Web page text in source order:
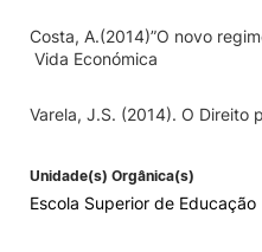
Costa, A.(2014)”O novo
Vida Económica
Varela, J.S. (2014). O Direito
Unidade(s) Orgânica(s)
Escola Superior de Educação